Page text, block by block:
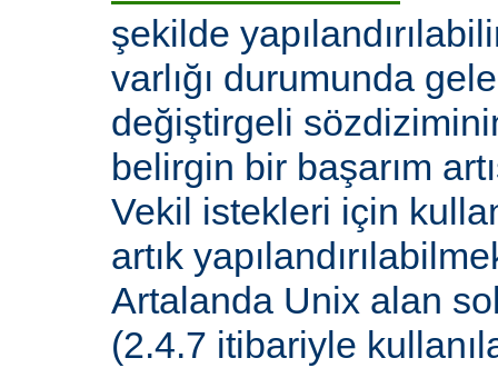
şekilde
varlığı durumunda
değiştirgeli
belirgin bir başarım
Vekil istekleri için
artık
Artalanda Unix alan
(2.4.7 itibariyle